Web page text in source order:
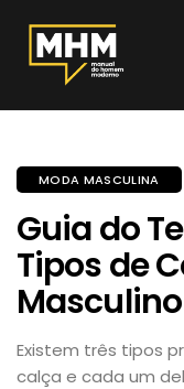
MODA MASCULINA
Guia do
Tipos de
Masculino
Existem três tipos
calça e cada um